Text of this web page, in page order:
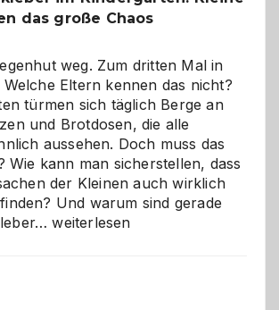
eine
die
richtige
Wahl?
das große Chaos
weg. Zum dritten Mal in
Eltern kennen das nicht?
türmen sich täglich Berge an
und Brotdosen, die alle
aussehen. Doch muss das
Wie kann man sicherstellen, dass
der Kleinen auch wirklich
Und warum sind gerade
Namensaufkleber
weiterlesen